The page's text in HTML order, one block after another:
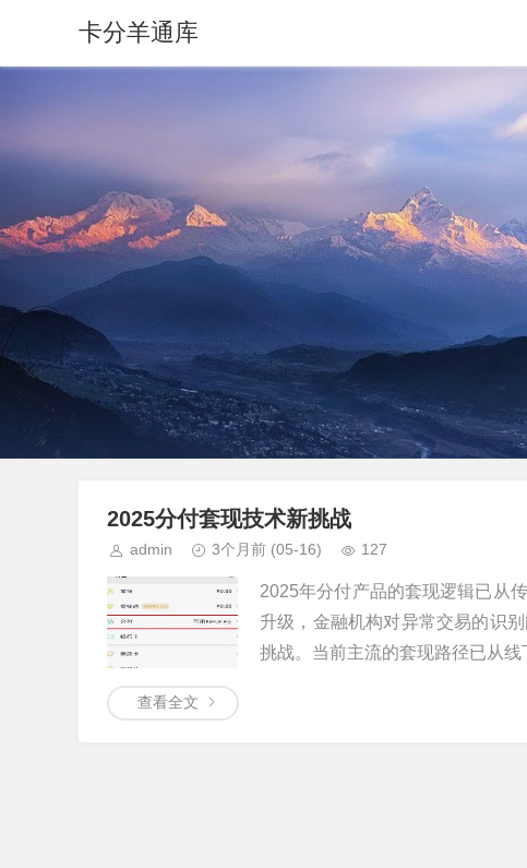
卡分羊通库
2025分付套现技术新挑战
admin 3个月前 (05-16) 127
2025年分付产品的套现逻辑已从
升级，金融机构对异常交易的识
挑战。当前主流的套现路径已从线
查看全文